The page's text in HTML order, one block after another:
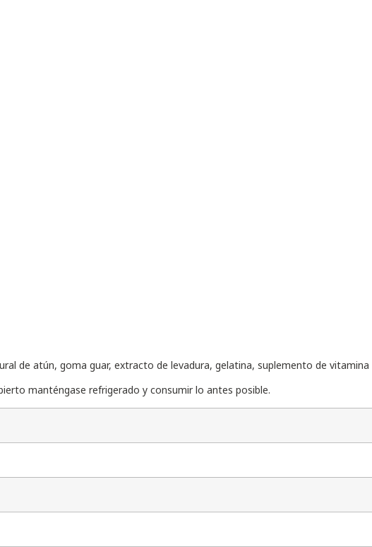
de atún, goma guar, extracto de levadura, gelatina, suplemento de
manténgase refrigerado y consumir lo antes posible.